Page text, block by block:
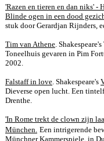
'Razen en tieren en dan niks' -
Blinde ogen in een dood
stuk door Gerardjan Rijnders,
Tim van Athene.
Toneelhuis gevaren in Pim
2002.
Falstaff in love. Shakespeare's
Dieverse open lucht. Een
Drenthe.
'In Rome trekt de clown zijn
München. Een intrigerende
Münchner Kammerspiele, in